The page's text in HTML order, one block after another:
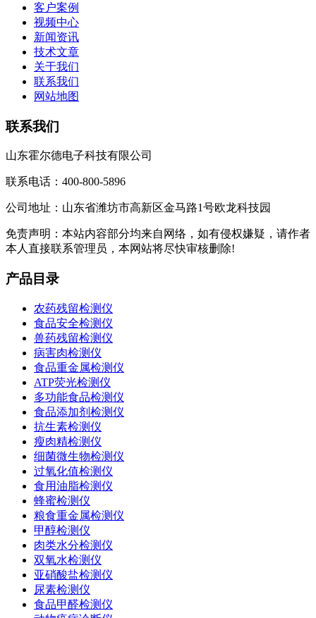
客户案例
视频中心
新闻资讯
技术文章
关于我们
联系我们
网站地图
联系我们
山东霍尔德电子科技有限公司
联系电话：400-800-5896
公司地址：山东省潍坊市高新区金马路1号欧龙科技园
免责声明：本站内容部分均来自网络，如有侵权嫌疑，请作者
本人直接联系管理员，本网站将尽快审核删除!
产品目录
农药残留检测仪
食品安全检测仪
兽药残留检测仪
病害肉检测仪
食品重金属检测仪
ATP荧光检测仪
多功能食品检测仪
食品添加剂检测仪
抗生素检测仪
瘦肉精检测仪
细菌微生物检测仪
过氧化值检测仪
食用油脂检测仪
蜂蜜检测仪
粮食重金属检测仪
甲醇检测仪
肉类水分检测仪
双氧水检测仪
亚硝酸盐检测仪
尿素检测仪
食品甲醛检测仪